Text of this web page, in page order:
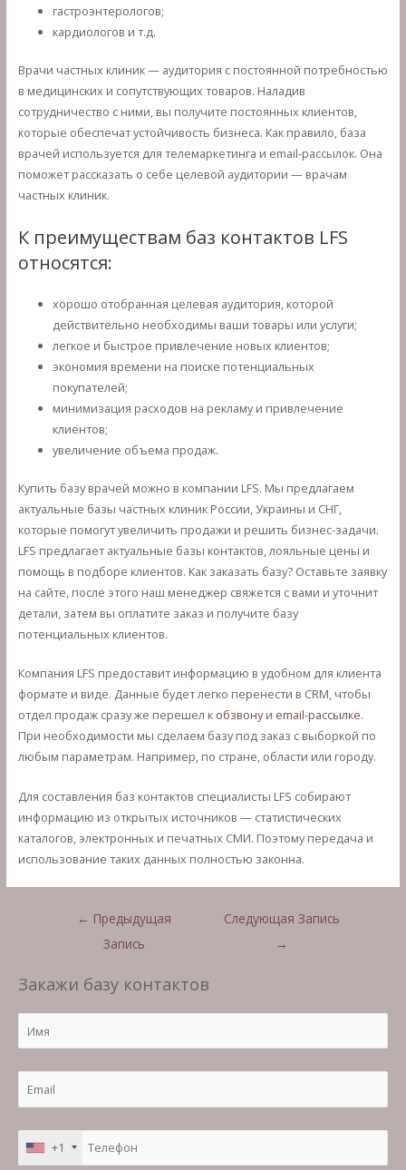
гастроэнтерологов;
кардиологов и т.д.
Врачи частных клиник — аудитория с постоянной потребностью
в медицинских и сопутствующих товаров. Наладив
сотрудничество с ними, вы получите постоянных клиентов,
которые обеспечат устойчивость бизнеса. Как правило, база
врачей используется для телемаркетинга и email-рассылок. Она
поможет рассказать о себе целевой аудитории — врачам
частных клиник.
К преимуществам баз контактов LFS
относятся:
хорошо отобранная целевая аудитория, которой
действительно необходимы ваши товары или услуги;
легкое и быстрое привлечение новых клиентов;
экономия времени на поиске потенциальных
покупателей;
минимизация расходов на рекламу и привлечение
клиентов;
увеличение объема продаж.
Купить базу врачей можно в компании LFS. Мы предлагаем
актуальные базы частных клиник России, Украины и СНГ,
которые помогут увеличить продажи и решить бизнес-задачи.
LFS предлагает актуальные базы контактов, лояльные цены и
помощь в подборе клиентов. Как заказать базу? Оставьте заявку
на сайте, после этого наш менеджер свяжется с вами и уточнит
детали, затем вы оплатите заказ и получите базу
потенциальных клиентов.
Компания LFS предоставит информацию в удобном для клиента
формате и виде. Данные будет легко перенести в CRM, чтобы
отдел продаж сразу же перешел к обзвонуи email-рассылке.
При необходимости мы сделаем базу под заказ с выборкой по
любым параметрам. Например, по стране, области или городу.
Для составления баз контактов специалисты LFS собирают
информацию из открытых источников — статистических
каталогов, электронных и печатных СМИ. Поэтому передача и
использование таких данных полностью законна.
Навигация
← Предыдущая
Запись
Следующая Запись
→
Закажи базу контактов
+1